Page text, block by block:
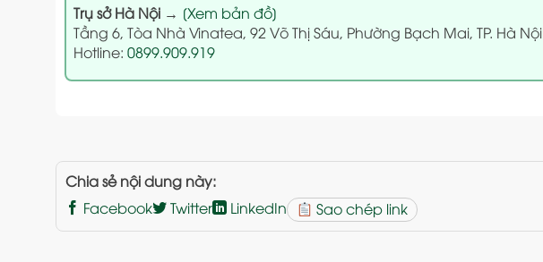
Trụ sở Hà Nội→ [Xem bản đồ]
Tầng 6, Tòa Nhà Vinatea, 92 Võ Thị Sáu, Phường Bạch Mai, TP. Hà Nội
Hotline: 0899.909.919
Chia sẻ nội dung này:
Facebook
Twitter LinkedIn Sao chép link